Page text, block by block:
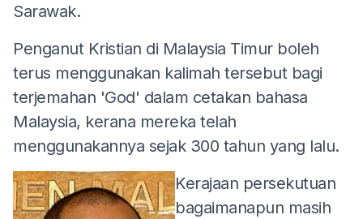
Sarawak.
Penganut Kristian di Malaysia Timur boleh
terus menggunakan kalimah tersebut bagi
terjemahan 'God' dalam cetakan bahasa
Malaysia, kerana mereka telah
menggunakannya sejak 300 tahun yang lalu.
Kerajaan persekutuan
bagaimanapun masih